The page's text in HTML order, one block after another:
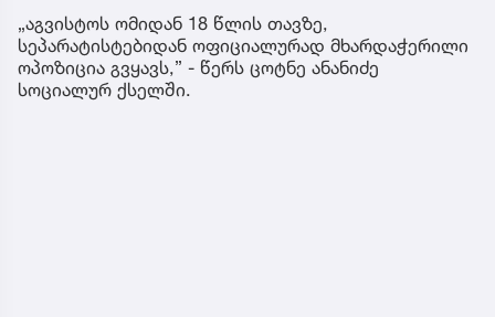
„აგვისტოს ომიდან 18 წლის თავზე,
სეპარატისტებიდან ოფიციალურად მხარდაჭერილი
ოპოზიცია გვყავს,” - წერს ცოტნე ანანიძე
სოციალურ ქსელში.